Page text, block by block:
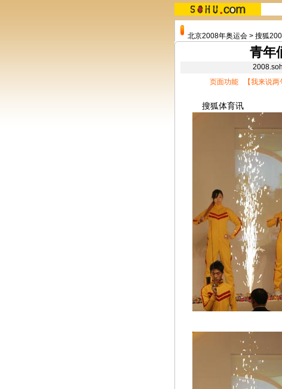
北京2008年奥运会 > 搜狐
青年
页面功能 【我来说两
搜狐体育讯